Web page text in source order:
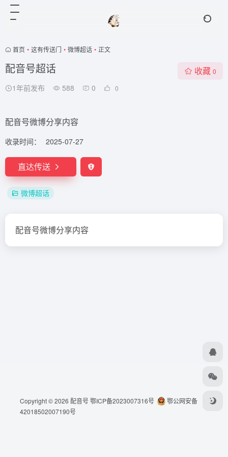
首页 • 这有传送门 • 微博超话 • 正文
配音号超话
1年前发布 588 0 0
收藏 0
配音号微博分享内容
收录时间： 2025-07-27
直达传送
微博超话
配音号微博分享内容
Copyright © 2026 配音号鄂ICP备2023007316号
鄂公网安备
42018502007190号